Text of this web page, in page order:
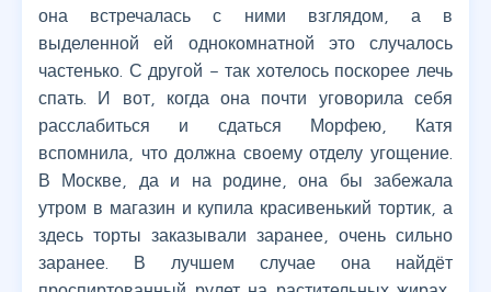
она встречалась с ними взглядом, а в
выделенной ей однокомнатной это случалось
частенько. С другой – так хотелось поскорее лечь
спать. И вот, когда она почти уговорила себя
расслабиться и сдаться Морфею, Катя
вспомнила, что должна своему отделу угощение.
В Москве, да и на родине, она бы забежала
утром в магазин и купила красивенький тортик, а
здесь торты заказывали заранее, очень сильно
заранее. В лучшем случае она найдёт